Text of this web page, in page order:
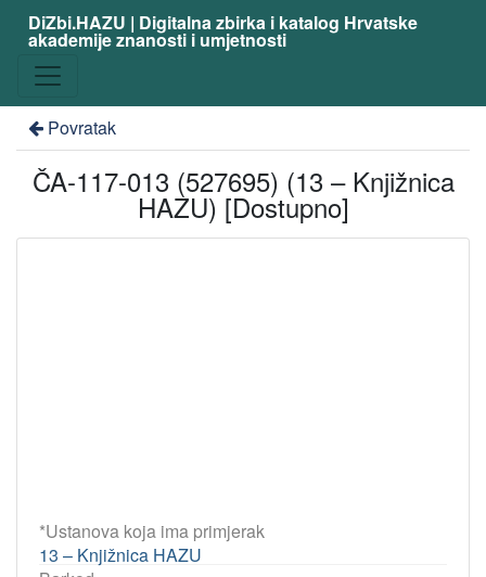
DiZbi.HAZU | Digitalna zbirka i katalog Hrvatske
akademije znanosti i umjetnosti
Povratak
ČA-117-013 (527695) (13 – Knjižnica
HAZU) [Dostupno]
*Ustanova koja ima primjerak
13 – Knjižnica HAZU